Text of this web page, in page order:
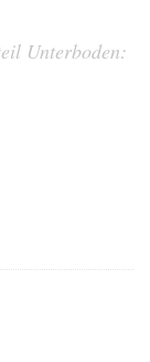
Unterboden: